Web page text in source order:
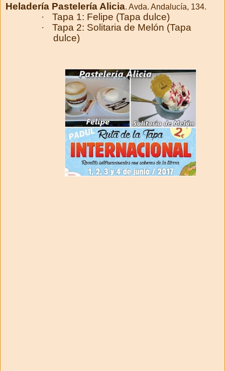
Heladería Pastelería Alicia. Avda. Andalucía, 134.
·
Tapa 1: Felipe (Tapa dulce)
·
Tapa 2: Solitaria de Melón (Tapa
dulce)